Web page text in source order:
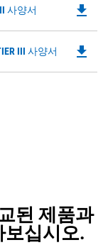
사양서
a
file_download
III 사양서 file_download
된 제품과
보십시오.